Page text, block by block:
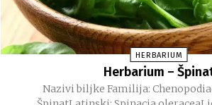
HERBARIUM
Herbarium –
Nazivi biljke Familija: ChenopodiaceaeNarodni: